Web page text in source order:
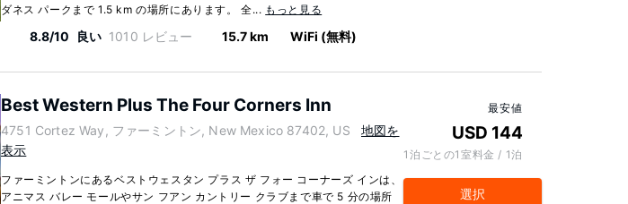
ダネス パークまで 1.5 km の場所にあります。 全... もっと見る
8.8/10 良い 1010 レビュー 15.7 km WiFi (無料)
Best Western Plus The Four Corners Inn
4751 Cortez Way, ファーミントン, New Mexico 87402, US
地図を
表示
ファーミントンにあるベストウェスタン プラス ザ フォー コーナーズ インは、
アニマス バレー モールやサン フアン カントリー クラブまで車で 5 分の場所
最安値
USD 144
1泊ごとの1室料金 / 1泊
選択